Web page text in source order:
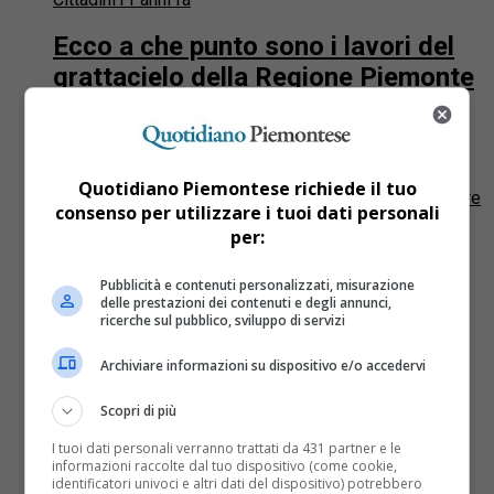
Ecco a che punto sono i lavori del
grattacielo della Regione Piemonte
Torino Click ha pubblicato un video che mostra
l’avanzamento dei lavori del grattacielo della Regione
Piemonte firmato Fuksas. Curioso il video perchè a fare
il tour...
Quotidiano Piemontese richiede il tuo
consenso per utilizzare i tuoi dati personali
per:
Pubblicità e contenuti personalizzati, misurazione
delle prestazioni dei contenuti e degli annunci,
ricerche sul pubblico, sviluppo di servizi
Archiviare informazioni su dispositivo e/o accedervi
Scopri di più
I tuoi dati personali verranno trattati da 431 partner e le
informazioni raccolte dal tuo dispositivo (come cookie,
identificatori univoci e altri dati del dispositivo) potrebbero